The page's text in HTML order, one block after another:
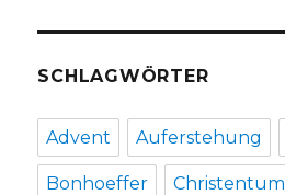
SCHLAGWÖRTER
Advent Auferstehung
Bonhoeffer Christentum